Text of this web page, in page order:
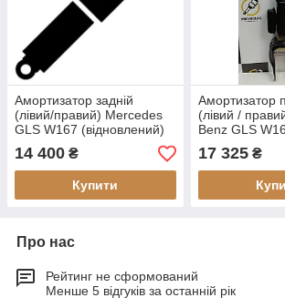
Амортизатор задній
(лівий/правий) Mercedes
GLS W167 (відновлений)
14 400 ₴
Купити
Амортизатор
(лівий /
Benz GLS
(відновлений)
17 325₴
Про нас
Рейтинг не сформований
Менше 5 відгуків за останній рік